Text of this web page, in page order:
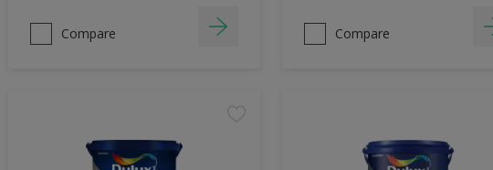
Compare Compare